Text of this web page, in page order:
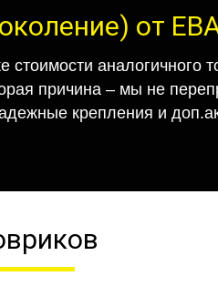
от
аналогичного
причина – мы не
крепления и